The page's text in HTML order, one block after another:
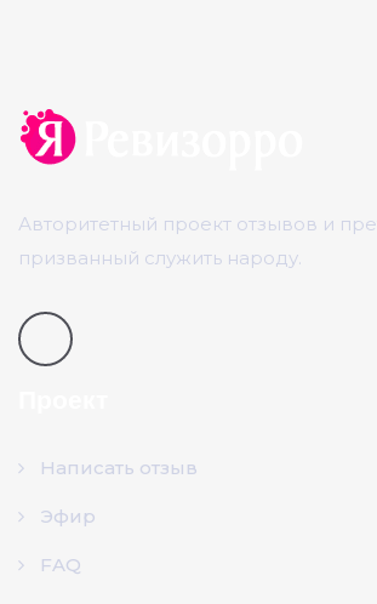
Авторитетный проект отзывов и
призванный служить народу.
Написать отзыв
Эфир
FAQ